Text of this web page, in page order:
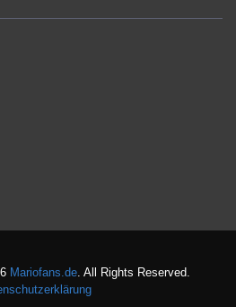
Mariofans.de. All Rights Reserved.